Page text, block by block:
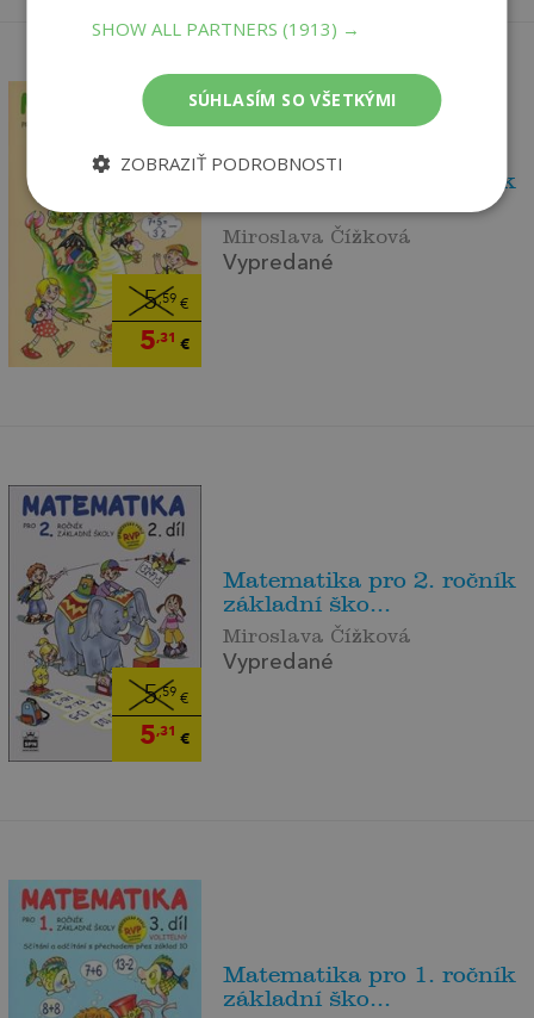
5,59 €
5,31 €
Matematika pro 2. ročník
Miroslava Čížková
Vypredané
5,59 €
5,31 €
Matematika pro 2. ročník
základní ško...
Miroslava Čížková
Vypredané
Matematika pro 1. ročník
základní ško...
SHOW ALL PARTNERS(1913) →
SÚHLASÍM SO VŠETKÝMI
ZOBRAZIŤ PODROBNOSTI